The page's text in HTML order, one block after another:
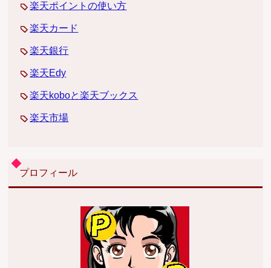
楽天ポイントの使い方
楽天カード
楽天銀行
楽天Edy
楽天koboと楽天ブックス
楽天市場
プロフィール